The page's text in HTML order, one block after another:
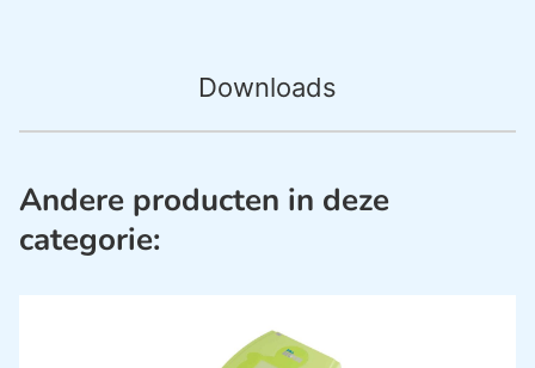
Downloads
Andere producten in deze
categorie: